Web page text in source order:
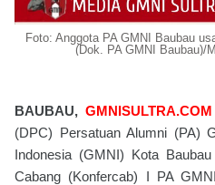
Foto: Anggota PA GMNI Baubau
(Dok. PA GMNI Baubau)/
BAUBAU, GMNISULTRA.COM
(DPC) Persatuan Alumni (PA)
Indonesia (GMNI) Kota
Cabang (Konfercab) I PA